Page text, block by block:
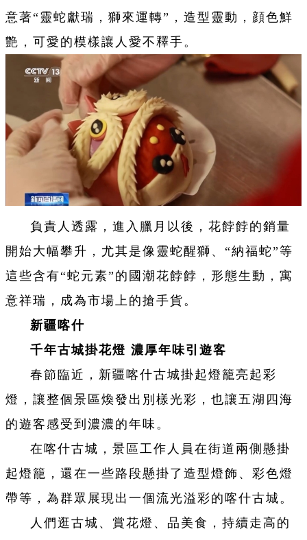
意著“靈蛇獻瑞，獅來運轉”，造型靈動，顔色鮮
艶，可愛的模樣讓人愛不釋手。
負責人透露，進入臘月以後，花餑餑的銷量
開始大幅攀升，尤其是像靈蛇醒獅、“納福蛇”等
這些含有“蛇元素”的國潮花餑餑，形態生動，寓
意祥瑞，成為市場上的搶手貨。
新疆喀什
千年古城掛花燈 濃厚年味引遊客
春節臨近，新疆喀什古城掛起燈籠亮起彩
燈，讓整個景區煥發出別樣光彩，也讓五湖四海
的遊客感受到濃濃的年味。
在喀什古城，景區工作人員在街道兩側懸掛
起燈籠，還在一些路段懸掛了造型燈飾、彩色燈
帶等，為群眾展現出一個流光溢彩的喀什古城。
人們逛古城、賞花燈、品美食，持續走高的